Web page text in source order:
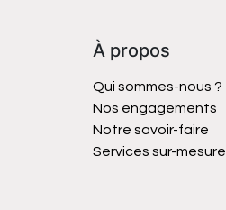
À propos
Qui sommes-nous ?
Nos engagements
Notre savoir-faire
Services sur-mesure